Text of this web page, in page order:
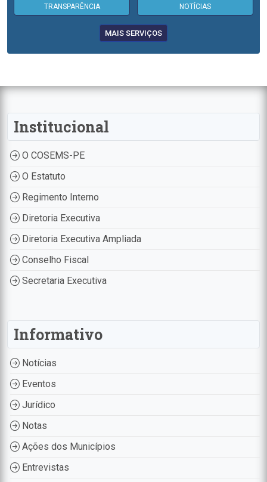
TRANSPARÊNCIA NOTÍCIAS
MAIS SERVIÇOS
Institucional
O COSEMS-PE
O Estatuto
Regimento Interno
Diretoria Executiva
Diretoria Executiva Ampliada
Conselho Fiscal
Secretaria Executiva
Informativo
Notícias
Eventos
Jurídico
Notas
Ações dos Municípios
Entrevistas